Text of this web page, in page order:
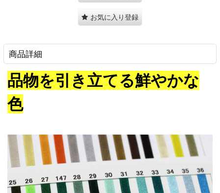
お気に入り登録
商品詳細
品物を引き立てる鮮やかな
色